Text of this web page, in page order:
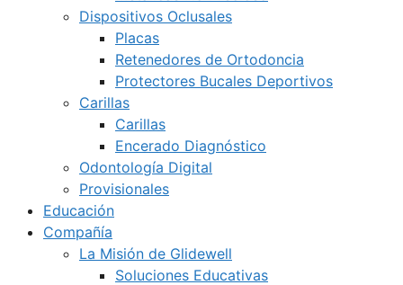
Dispositivos Oclusales
Placas
Retenedores de Ortodoncia
Protectores Bucales Deportivos
Carillas
Carillas
Encerado Diagnóstico
Odontología Digital
Provisionales
Educación
Compañía
La Misión de Glidewell
Soluciones Educativas